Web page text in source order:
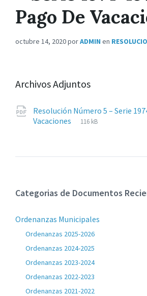
Pago De
octubre 14, 2020porADMIN en
Archivos Adjuntos
Resolución Número 5 – Serie
Vacaciones
Extensiones
pdf
Tamaño
116 kB
Categorias de Documentos
Ordenanzas Municipales
Ordenanzas 2025-2026
Ordenanzas 2024-2025
Ordenanzas 2023-2024
Ordenanzas 2022-2023
Ordenanzas 2021-2022